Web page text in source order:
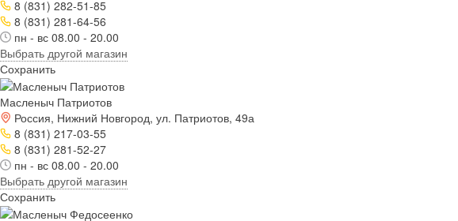
8 (831) 282-51-85
8 (831) 281-64-56
пн - вс 08.00 - 20.00
Выбрать другой магазин
Сохранить
Масленыч Патриотов
Россия, Нижний Новгород, ул. Патриотов, 49а
8 (831) 217-03-55
8 (831) 281-52-27
пн - вс 08.00 - 20.00
Выбрать другой магазин
Сохранить